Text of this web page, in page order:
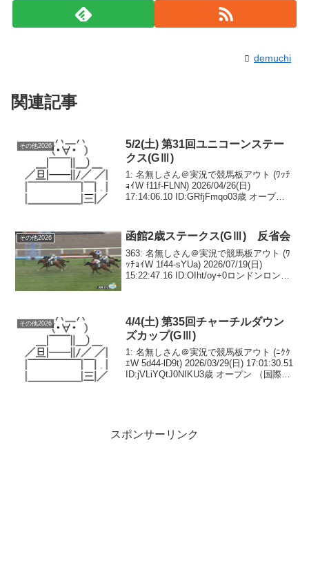
demuchi
関連記事
その他2026
5/2(土) 第31回ユニコーンステー
クス(GⅢ)
1: 名無しさん＠実況で競馬板アウト (ﾜｯﾁ
ｮｲW f11f-FLNN) 2026/04/26(日)
17:14:06.10 ID:GRfjFmqo03歳 オープン
その他2026 函館2歳ステークス(GⅢ) 反省会
363: 名無しさん＠実況で競馬板アウト (ﾜ
ｯﾁｮｲW 1f44-sYUa) 2026/07/19(日)
15:22:47.16 ID:OIht/oy+0ロンドンロンド
その他2026
4/4(土) 第35回チャーチルダウン
ズカップ(GⅢ)
1: 名無しさん＠実況で競馬板アウト (ﾆｸｸ
ｴW 5d44-lD9t) 2026/03/29(日) 17:01:30.51
ID:jVLiYQtJ0NIKU3歳 オープン （国際）
スポンサーリンク